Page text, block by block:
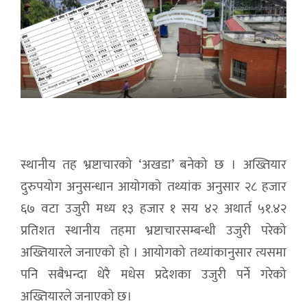
स्थानीय तह भ्रष्टाचारको ‘अखडा’ बनेको छ । अख्तियार
दुरुपयोग अनुसन्धान आयोगको तथ्यांक अनुसार २८ हजार
६७ वटा उजुरी मध्य १३ हजार १ सय ४२ अथार्त ५१.४२
प्रतिशत स्थानीय तहमा भ्रष्टाचारसम्बन्धी उजुरी परेको
अख्तियारले जनाएको हो । आयोगको तथ्यांकानुसार त्यसमा
पनि सबैभन्दा धेरै मधेस प्रदेशका उजुरी पर्ने गरेको
अख्तियारले जनाएको छ।